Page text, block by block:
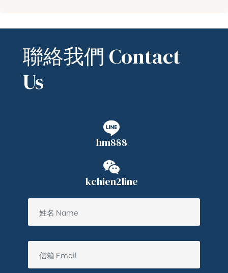
聯絡我們 Contact
Us
hm888
kchien2line